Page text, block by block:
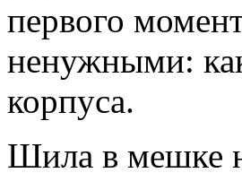
первого
ненужными:
корпуса.
Шила в мешке